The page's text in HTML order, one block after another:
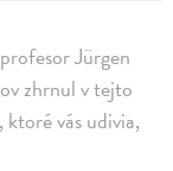
Jürgen
zhrnul v tejto
vás udivia,